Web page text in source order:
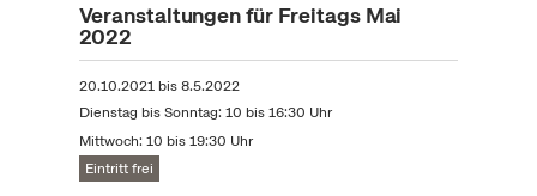
Veranstaltungen für Freitags Mai
2022
20.10.2021bis8.5.2022
Dienstag bis Sonntag: 10 bis 16:30 Uhr
Mittwoch: 10 bis 19:30 Uhr
Eintritt frei